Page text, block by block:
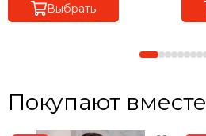
Выбрать
Покупают вместе